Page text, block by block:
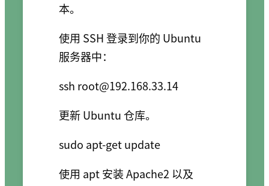
本。
使用 SSH 登录到你的 Ubuntu
服务器中：
ssh root@192.168.33.14
更新 Ubuntu 仓库。
使用 apt 安装 Apache2 以及